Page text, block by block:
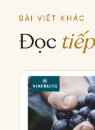
BÀI VIẾT KHÁC
Đọc tiếp